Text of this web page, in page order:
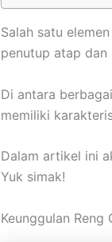
Salah satu
penutup atap
Di antara berbagai
memiliki
Dalam artikel ini
Yuk simak!
Keunggulan Reng